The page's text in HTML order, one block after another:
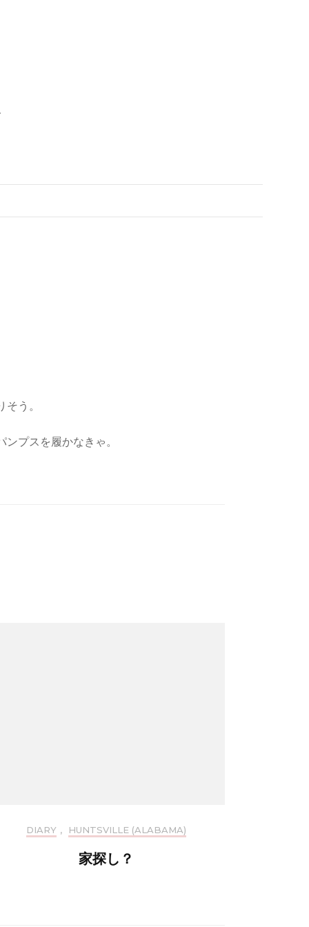
う。
プスを履かなきゃ。
DIARY , HUNTSVILLE (ALABAMA)
家探し？